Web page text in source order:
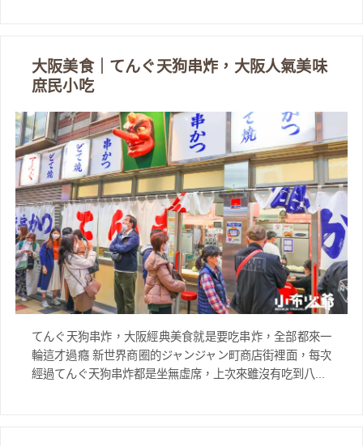
大阪美食｜てんぐ天狗串炸，大阪人氣美味
庶民小吃
てんぐ天狗串炸，大阪經典美食就是要吃串炸，全部都來一
輪這才過癮 新世界商圈的ジャンジャン町商店街裡面，每次
經過てんぐ天狗串炸都是坐無虛席，上次來雖沒有吃到八...